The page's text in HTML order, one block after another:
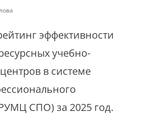
эффективности
учебно-
в системе
СПО) за 2025 год.